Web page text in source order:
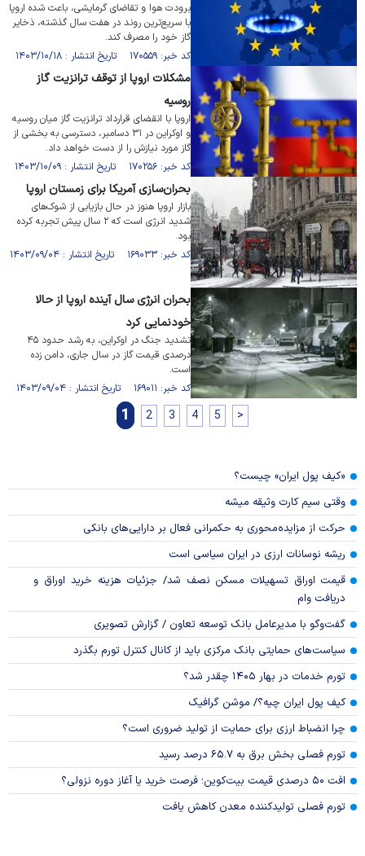
برودت هوا و تقاضای گرمایشی، باعث شده اروپا
با سریع‌ترین روند در هفت سال گذشته، ذخایر
گاز خود را مصرف کند.
کد خبر: ۱۷۰۵۵۹ تاریخ انتشار : ۱۴۰۳/۱۰/۱۸
مشکلات اروپا از توقف ترانزیت گاز
روسیه
اروپا با انقضای قرارداد ترانزیت گاز میان روسیه
و اوکراین در ۳۱ دسامبر، دسترسی به بخشی از
گاز مورد نیازش را از دست خواهد داد.
کد خبر: ۱۷۰۲۵۶ تاریخ انتشار : ۱۴۰۳/۱۰/۰۹
بحران‌سازی آمریکا برای زمستان اروپا
بازار اروپا هنوز در حال بازیابی از شوک‌های
شدید انرژی است که ۲ سال پیش تجربه کرده
بود.
کد خبر: ۱۶۹۰۳۳ تاریخ انتشار : ۱۴۰۳/۰۹/۰۴
بحران انرژی سال آینده اروپا از حالا
خودنمایی کرد
تشدید جنگ در اوکراین، به رشد حدود ۴۵
درصدی قیمت گاز در سال جاری، دامن زده
است.
کد خبر: ۱۶۹۰۱۱ تاریخ انتشار : ۱۴۰۳/۰۹/۰۴
1 2 3 4 5 >
«کیف پول ایران» چیست؟
وقتی سیم کارت وثیقه میشه
حرکت از مزایده‌محوری به حکمرانی فعال بر دارایی‌های بانکی
ریشه نوسانات ارزی در ایران سیاسی است
قیمت اوراق تسهیلات مسکن نصف شد/ جزئیات هزینه خرید اوراق و
دریافت وام
گفت‌وگو با مدیرعامل بانک توسعه تعاون / گزارش تصویری
سیاست‌های حمایتی بانک مرکزی باید از کانال کنترل تورم بگذرد
تورم خدمات در بهار ۱۴۰۵ چقدر شد؟
کیف پول ایران چیه؟/ موشن گرافیک
چرا انضباط ارزی برای حمایت از تولید ضروری است؟
تورم فصلی بخش برق به ۶۵.۷ درصد رسید
افت ۵۰ درصدی قیمت بیت‌کوین؛ فرصت خرید یا آغاز دوره نزولی؟
تورم فصلی تولیدکننده معدن کاهش یافت